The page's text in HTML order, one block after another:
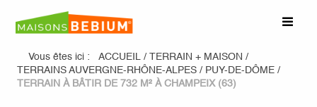
Vous êtes ici : ACCUEIL / TERRAIN + MAISON /
TERRAINS AUVERGNE-RHÔNE-ALPES / PUY-DE-DÔME /
TERRAIN À BÂTIR DE 732 M² À CHAMPEIX (63)